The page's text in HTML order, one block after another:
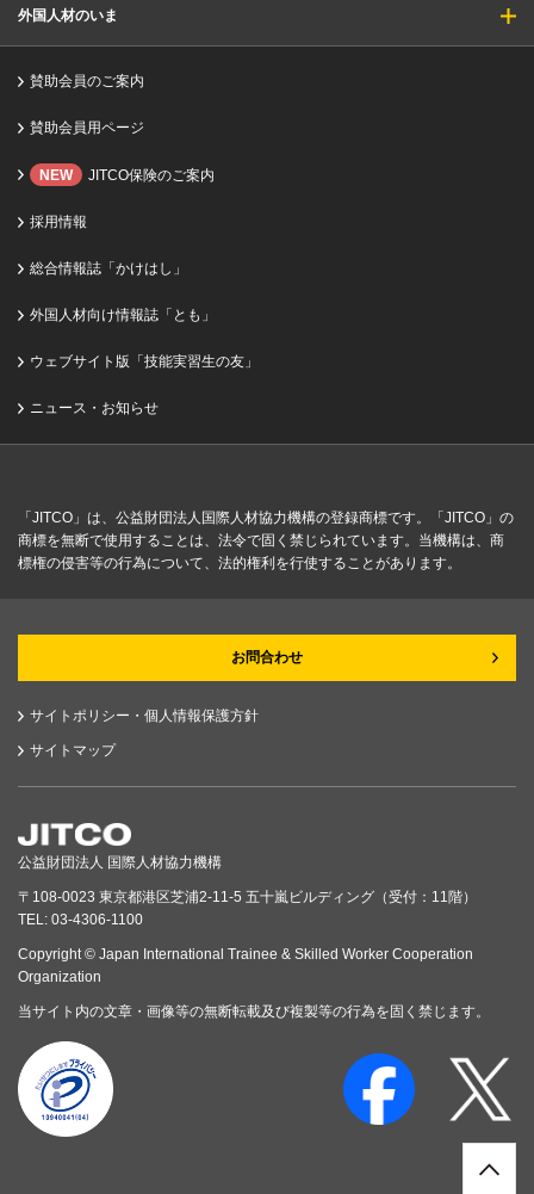
外国人材のいま
賛助会員のご案内
賛助会員用ページ
NEW JITCO保険のご案内
採用情報
総合情報誌「かけはし」
外国人材向け情報誌「とも」
ウェブサイト版「技能実習生の友」
ニュース・お知らせ
「JITCO」は、公益財団法人国際人材協力機構の登録商標です。「JITCO」の
商標を無断で使用することは、法令で固く禁じられています。当機構は、商
標権の侵害等の行為について、法的権利を行使することがあります。
お問合わせ
サイトポリシー・個人情報保護方針
サイトマップ
公益財団法人 国際人材協力機構
〒108-0023 東京都港区芝浦2-11-5 五十嵐ビルディング（受付：11階）
TEL: 03-4306-1100
Copyright © Japan International Trainee & Skilled Worker Cooperation
Organization
当サイト内の文章・画像等の無断転載及び複製等の行為を固く禁じます。